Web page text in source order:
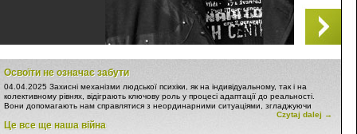
Освоїти не означає забути
04.04.2025 Захисні механізми людської психіки, як на індивідуальному, так і на
колективному рівнях, відіграють ключову роль у процесі адаптації до реальності.
Вони допомагають нам справлятися з неординарними ситуаціями, згладжуючи
гострі кути некомфортної дійсності та приводячи її у відповідність до нашої
особистої картини світу. Цей процес особливо помітний у контексті глобальних
Czytaj dalej →
Це все ще наша війна